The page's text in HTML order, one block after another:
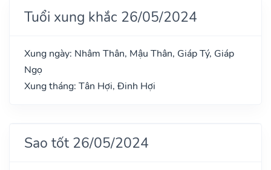
Tuổi xung khắc 26/05/2024
Xung ngày: Nhâm Thân, Mậu Thân, Giáp Tý, Giáp
Ngọ
Xung tháng: Tân Hợi, Đinh Hợi
Sao tốt 26/05/2024